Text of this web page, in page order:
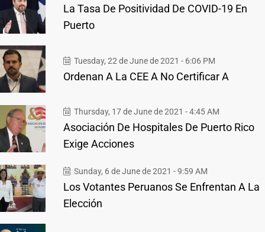
La Tasa De Positividad De COVID-19 En
Puerto
Tuesday, 22 de June de 2021 - 6:06 PM
Ordenan A La CEE A No Certificar A
Thursday, 17 de June de 2021 - 4:45 AM
Asociación De Hospitales De Puerto Rico
Exige Acciones
Sunday, 6 de June de 2021 - 9:59 AM
Los Votantes Peruanos Se Enfrentan A La
Elección